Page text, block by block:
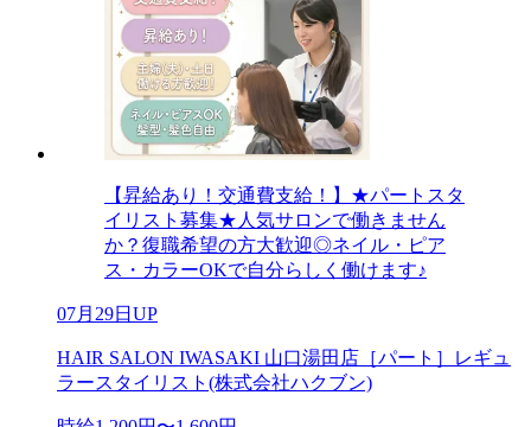
【昇給あり！交通費支給！】★パートスタ
イリスト募集★人気サロンで働きません
か？復職希望の方大歓迎◎ネイル・ピア
ス・カラーOKで自分らしく働けます♪
07月29日UP
HAIR SALON IWASAKI 山口湯田店［パート］レギュ
ラースタイリスト(株式会社ハクブン)